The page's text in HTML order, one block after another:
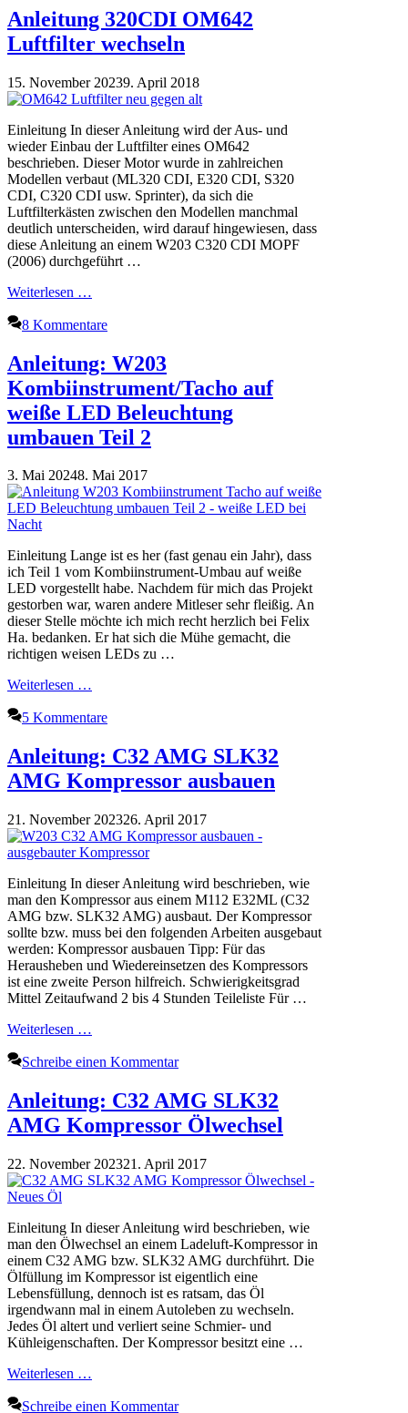
Anleitung 320CDI OM642
Luftfilter wechseln
15. November 20239. April 2018
Einleitung In dieser Anleitung wird der Aus- und
wieder Einbau der Luftfilter eines OM642
beschrieben. Dieser Motor wurde in zahlreichen
Modellen verbaut (ML320 CDI, E320 CDI, S320
CDI, C320 CDI usw. Sprinter), da sich die
Luftfilterkästen zwischen den Modellen manchmal
deutlich unterscheiden, wird darauf hingewiesen, dass
diese Anleitung an einem W203 C320 CDI MOPF
(2006) durchgeführt …
Weiterlesen …
8 Kommentare
Anleitung: W203
Kombiinstrument/Tacho auf
weiße LED Beleuchtung
umbauen Teil 2
3. Mai 20248. Mai 2017
Einleitung Lange ist es her (fast genau ein Jahr), dass
ich Teil 1 vom Kombiinstrument-Umbau auf weiße
LED vorgestellt habe. Nachdem für mich das Projekt
gestorben war, waren andere Mitleser sehr fleißig. An
dieser Stelle möchte ich mich recht herzlich bei Felix
Ha. bedanken. Er hat sich die Mühe gemacht, die
richtigen weisen LEDs zu …
Weiterlesen …
5 Kommentare
Anleitung: C32 AMG SLK32
AMG Kompressor ausbauen
21. November 202326. April 2017
Einleitung In dieser Anleitung wird beschrieben, wie
man den Kompressor aus einem M112 E32ML (C32
AMG bzw. SLK32 AMG) ausbaut. Der Kompressor
sollte bzw. muss bei den folgenden Arbeiten ausgebaut
werden: Kompressor ausbauen Tipp: Für das
Herausheben und Wiedereinsetzen des Kompressors
ist eine zweite Person hilfreich. Schwierigkeitsgrad
Mittel Zeitaufwand 2 bis 4 Stunden Teileliste Für …
Weiterlesen …
Schreibe einen Kommentar
Anleitung: C32 AMG SLK32
AMG Kompressor Ölwechsel
22. November 202321. April 2017
Einleitung In dieser Anleitung wird beschrieben, wie
man den Ölwechsel an einem Ladeluft-Kompressor in
einem C32 AMG bzw. SLK32 AMG durchführt. Die
Ölfüllung im Kompressor ist eigentlich eine
Lebensfüllung, dennoch ist es ratsam, das Öl
irgendwann mal in einem Autoleben zu wechseln.
Jedes Öl altert und verliert seine Schmier- und
Kühleigenschaften. Der Kompressor besitzt eine …
Weiterlesen …
Schreibe einen Kommentar